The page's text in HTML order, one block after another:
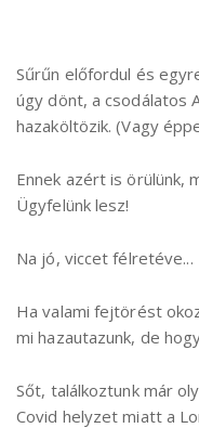
Sűrűn előfordul és
úgy dönt, a csodálatos
hazaköltözik. (Vagy
Ennek azért is örülünk,
Ügyfelünk lesz!
Na jó, viccet félretéve...
Ha valami fejtörést
mi hazautazunk, de
Sőt, találkoztunk már
Covid helyzet miatt a